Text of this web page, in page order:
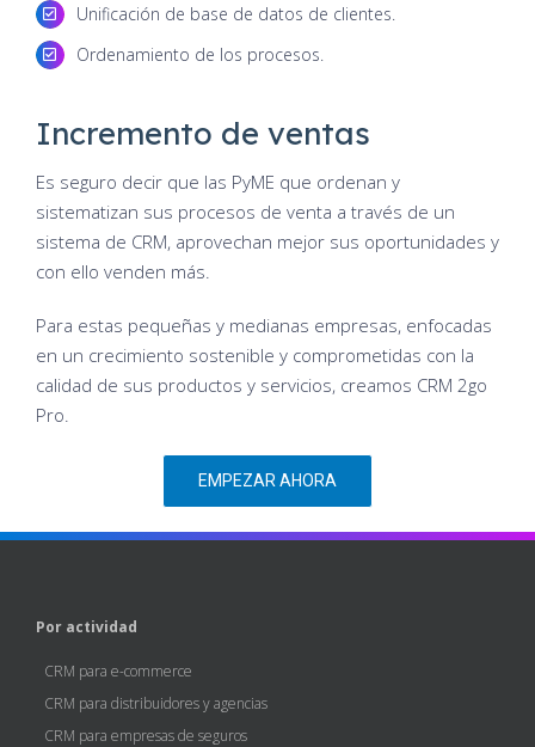
Unificación de base de datos de clientes.
Ordenamiento de los procesos.
Incremento de ventas
Es seguro decir que las PyME que ordenan y
sistematizan sus procesos de venta a través de un
sistema de CRM, aprovechan mejor sus oportunidades y
con ello venden más.
Para estas pequeñas y medianas empresas, enfocadas
en un crecimiento sostenible y comprometidas con la
calidad de sus productos y servicios, creamos CRM 2go
Pro.
EMPEZAR AHORA
Por actividad
CRM para e-commerce
CRM para distribuidores y agencias
CRM para empresas de seguros